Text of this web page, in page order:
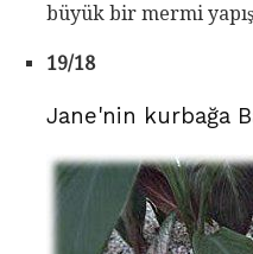
büyük bir mermi
19/18
Jane'nin kurbağa